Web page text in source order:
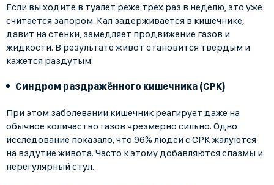
Если вы ходите в туалет реже трёх раз в неделю, это уже
считается запором. Кал задерживается в кишечнике,
давит на стенки, замедляет продвижение газов и
жидкости. В результате живот становится твёрдым и
кажется раздутым.
Синдром раздражённого кишечника (СРК)
При этом заболевании кишечник реагирует даже на
обычное количество газов чрезмерно сильно. Одно
исследование показало, что 96% людей с СРК жалуются
на вздутие живота. Часто к этому добавляются спазмы и
нерегулярный стул.